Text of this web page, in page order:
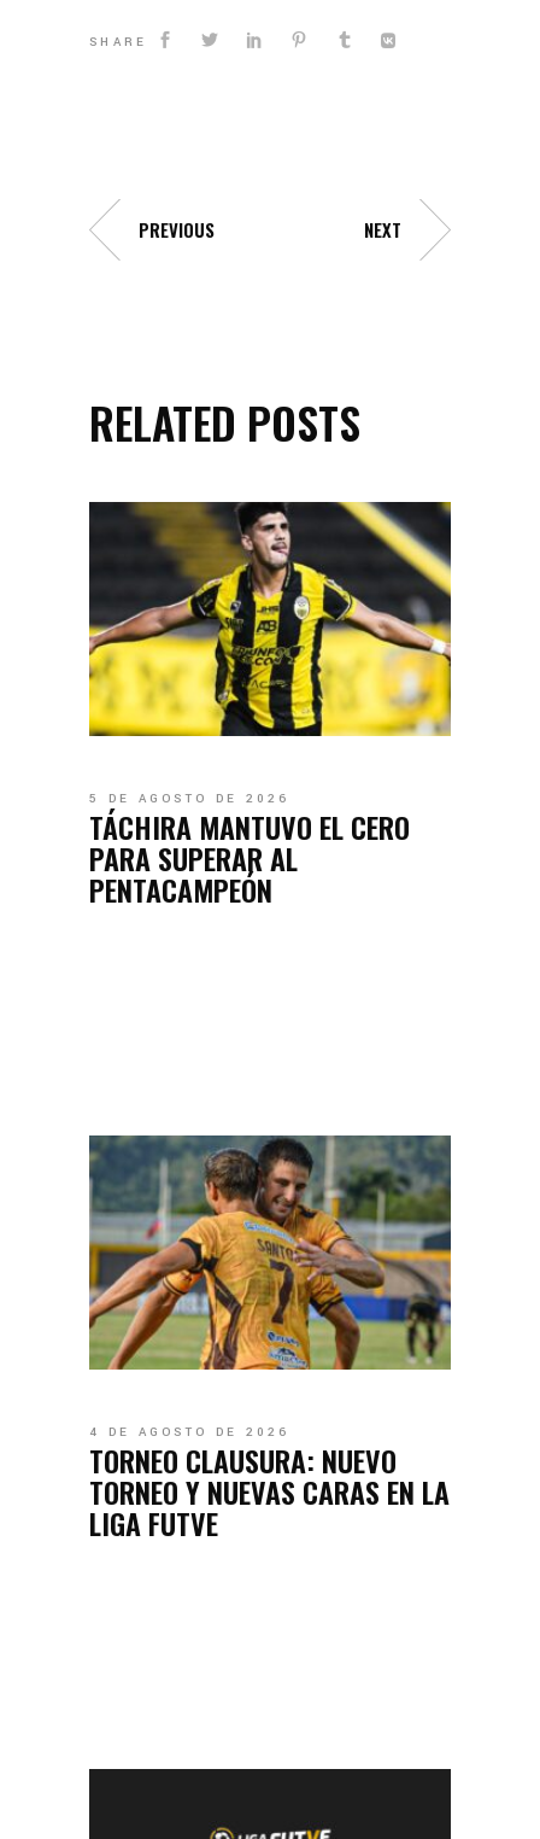
SHARE
PREVIOUS NEXT
RELATED POSTS
5 DE AGOSTO DE 2026
TÁCHIRA MANTUVO EL CERO
PARA SUPERAR AL
PENTACAMPEÓN
4 DE AGOSTO DE 2026
TORNEO CLAUSURA: NUEVO
TORNEO Y NUEVAS CARAS EN LA
LIGA FUTVE